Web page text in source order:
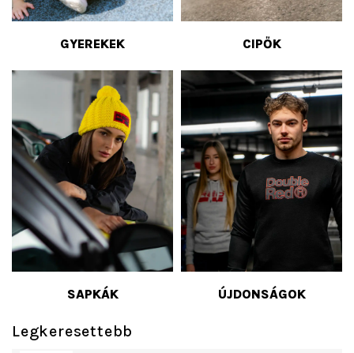
GYEREKEK CIPŐK
SAPKÁK ÚJDONSÁGOK
Legkeresettebb